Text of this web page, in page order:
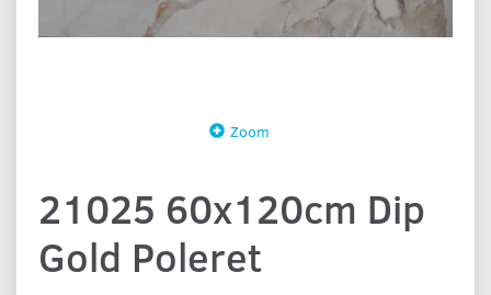
Zoom
21025 60x120cm Dip
Gold Poleret